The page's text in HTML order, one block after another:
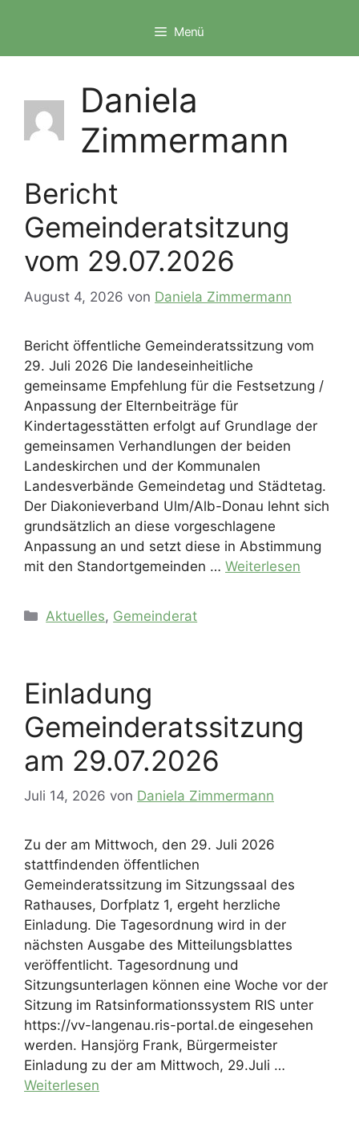
Menü
Daniela
Zimmermann
Bericht
Gemeinderatsitzung
vom 29.07.2026
August 4, 2026 von Daniela Zimmermann
Bericht öffentliche Gemeinderatssitzung vom
29. Juli 2026 Die landeseinheitliche
gemeinsame Empfehlung für die Festsetzung /
Anpassung der Elternbeiträge für
Kindertagesstätten erfolgt auf Grundlage der
gemeinsamen Verhandlungen der beiden
Landeskirchen und der Kommunalen
Landesverbände Gemeindetag und Städtetag.
Der Diakonieverband Ulm/Alb-Donau lehnt sich
grundsätzlich an diese vorgeschlagene
Anpassung an und setzt diese in Abstimmung
mit den Standortgemeinden … Weiterlesen
Kategorien
Aktuelles, Gemeinderat
Einladung
Gemeinderatssitzung
am 29.07.2026
Juli 14, 2026 von Daniela Zimmermann
Zu der am Mittwoch, den 29. Juli 2026
stattfindenden öffentlichen
Gemeinderatssitzung im Sitzungssaal des
Rathauses, Dorfplatz 1, ergeht herzliche
Einladung. Die Tagesordnung wird in der
nächsten Ausgabe des Mitteilungsblattes
veröffentlicht. Tagesordnung und
Sitzungsunterlagen können eine Woche vor der
Sitzung im Ratsinformationssystem RIS unter
https://vv-langenau.ris-portal.de eingesehen
werden. Hansjörg Frank, Bürgermeister
Einladung zu der am Mittwoch, 29.Juli …
Weiterlesen